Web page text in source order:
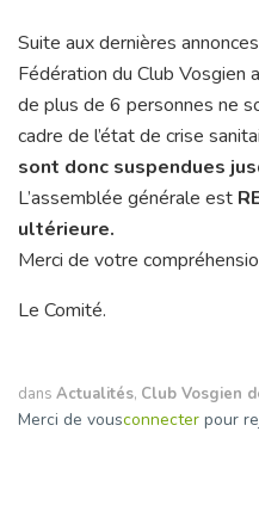
Suite aux dernières
Fédération du Club Vosgien
de plus de 6 personnes ne
cadre de l’état de crise
sont donc suspendues
L’assemblée générale est
ultérieure.
Merci de votre
Le Comité.
dans Actualités, Club Vosgien
Merci de vousconnecter pour